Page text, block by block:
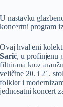
U nastavku
koncertni program
Ovaj hvaljeni
Sarić, u profinjenu
filtrirana kroz
veličine 20. i 21.
folklor i
jednosatni koncert